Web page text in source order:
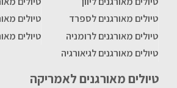
טיולים מאורגנים לספרד
טיולים
טיולים מאורגנים לרומניה
טיולים
טיולים מאורגנים לגיאורגיה
טיולים מאורגנים לאמריקה